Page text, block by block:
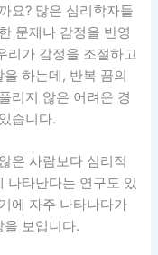
요? 많은 심리학자들
문제나 감정을 반영
리가 감정을 조절하고
하는데, 반복 꿈의
리지 않은 어려운 경
습니다.
은 사람보다 심리적
나타난다는 연구도 있
에 자주 나타나다가
보입니다.